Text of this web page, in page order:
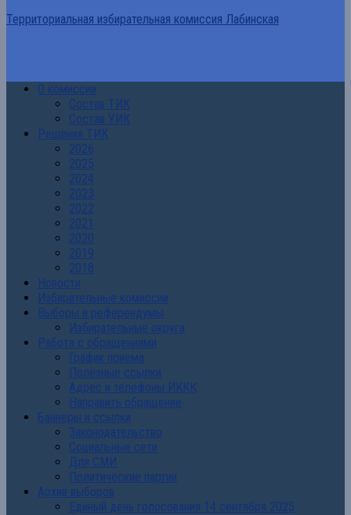
Территориальная избирательная комиссия Лабинская
О комиссии
Состав ТИК
Состав УИК
Решения ТИК
2026
2025
2024
2023
2022
2021
2020
2019
2018
Новости
Избирательные комиссии
Выборы и референдумы
Избирательные округа
Работа с обращениями
График приема
Полезные ссылки
Адрес и телефоны ИККК
Направить обращение
Баннеры и ссылки
Законодательство
Социальные сети
Для СМИ
Политические партии
Архив выборов
Единый день голосования 14 сентября 2025